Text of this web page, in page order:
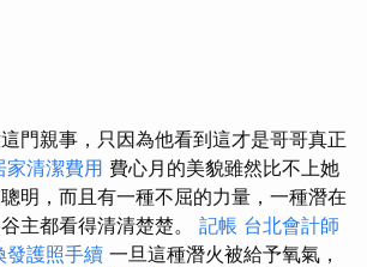
門親事，只因為他看到這才是哥哥真正
家清潔費用 費心月的美貌雖然比不上她
明，而且有一種不屈的力量，一種潛在
主都看得清清楚楚。 記帳 台北會計師
發護照手續 一旦這種潛火被給予氧氣，